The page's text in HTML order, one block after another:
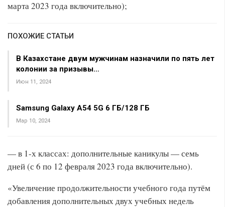
марта 2023 года включительно);
ПОХОЖИЕ СТАТЬИ
В Казахстане двум мужчинам назначили по пять лет
колонии за призывы…
Июн 11, 2024
Samsung Galaxy A54 5G 6 ГБ/128 ГБ
Мар 10, 2024
— в 1-х классах: дополнительные каникулы — семь
дней (с 6 по 12 февраля 2023 года включительно).
«Увеличение продолжительности учебного года путём
добавления дополнительных двух учебных недель